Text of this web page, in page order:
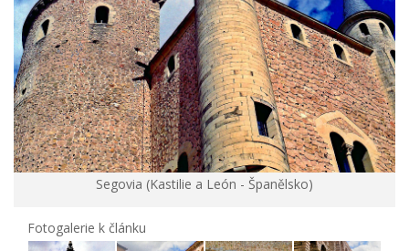
Segovia (Kastilie a León - Španělsko)
Fotogalerie k článku